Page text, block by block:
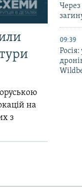
на
з
Через
09:39